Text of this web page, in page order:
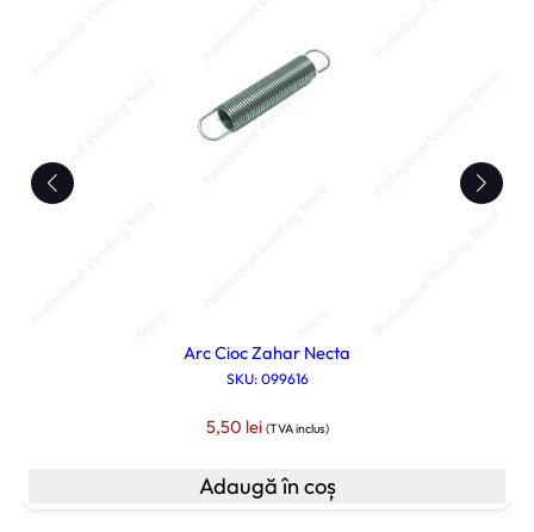
Arc Cioc Zahar Necta
SKU: 099616
5,50 lei (TVA inclus)
Adaugă în coș